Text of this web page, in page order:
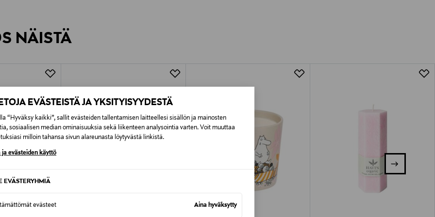
EVÄSTEISTÄ JA YKSITYISYYDESTÄ
“Hyväksy kaikki”, sallit evästeiden tallentamisen laitteellesi sisällön ja mainosten
sosiaalisen median ominaisuuksia sekä liikenteen analysointia varten. Voit muuttaa
milloin tahansa sivun alareunasta löytyvästä linkistä.
ja evästeiden käyttö
EVÄSTERYHMIÄ
evästeet Aina hyväksytty
Alk. 6,90 €, kun toimitus on saatavilla valittuun osoitteeseen.
NÄISTÄ